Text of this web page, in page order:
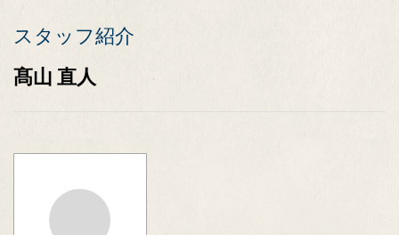
スタッフ紹介
髙山 直人